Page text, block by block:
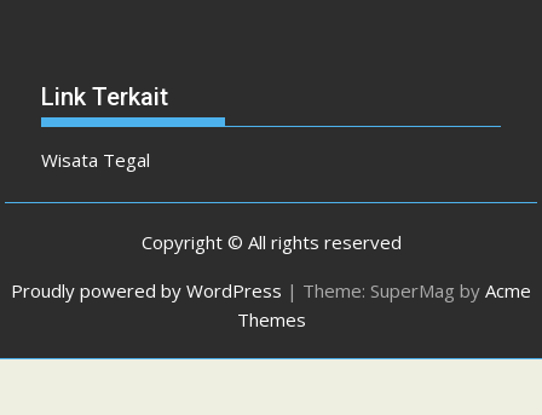
Link Terkait
Wisata Tegal
Copyright © All rights reserved
Proudly powered by WordPress | Theme: SuperMag by Acme
Themes